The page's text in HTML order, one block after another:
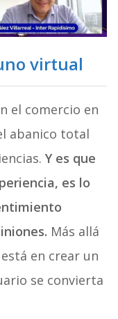
virtual
el comercio en
abanico total
Y es que
es lo
Más allá
en crear un
se convierta